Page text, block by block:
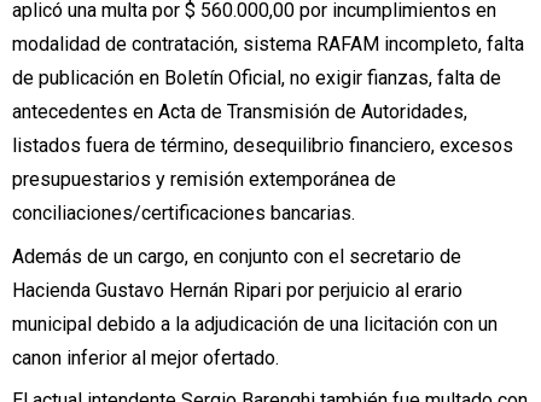
aplicó una multa por $ 560.000,00 por incumplimientos en
modalidad de contratación, sistema RAFAM incompleto, falta
de publicación en Boletín Oficial, no exigir fianzas, falta de
antecedentes en Acta de Transmisión de Autoridades,
listados fuera de término, desequilibrio financiero, excesos
presupuestarios y remisión extemporánea de
conciliaciones/certificaciones bancarias.
Además de un cargo, en conjunto con el secretario de
Hacienda Gustavo Hernán Ripari por perjuicio al erario
municipal debido a la adjudicación de una licitación con un
canon inferior al mejor ofertado.